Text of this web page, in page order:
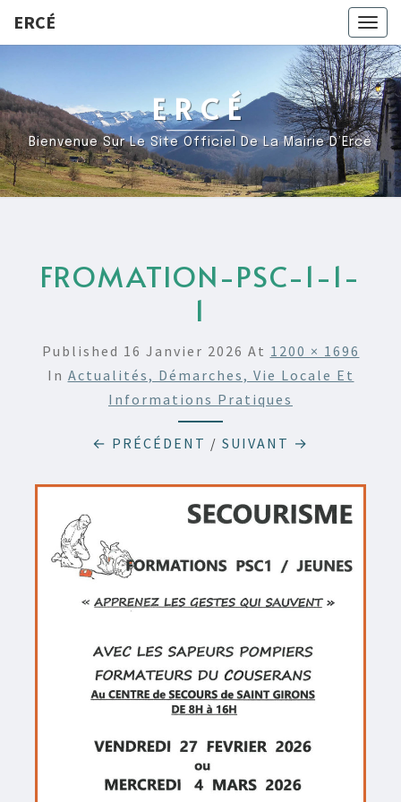
ERCÉ
ERCÉ
Bienvenue Sur Le Site Officiel De La Mairie D’Ercé
FROMATION-PSC-1-1-
1
Published 16 Janvier 2026 At 1200 × 1696
In Actualités, Démarches, Vie Locale Et
Informations Pratiques
← PRÉCÉDENT / SUIVANT →